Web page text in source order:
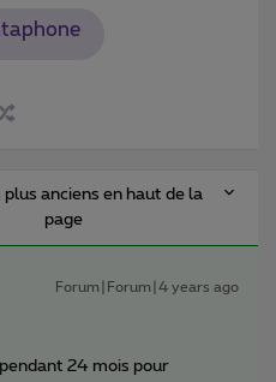
plus anciens en haut de la
page
Forum|Forum|4 years ago
24 mois pour